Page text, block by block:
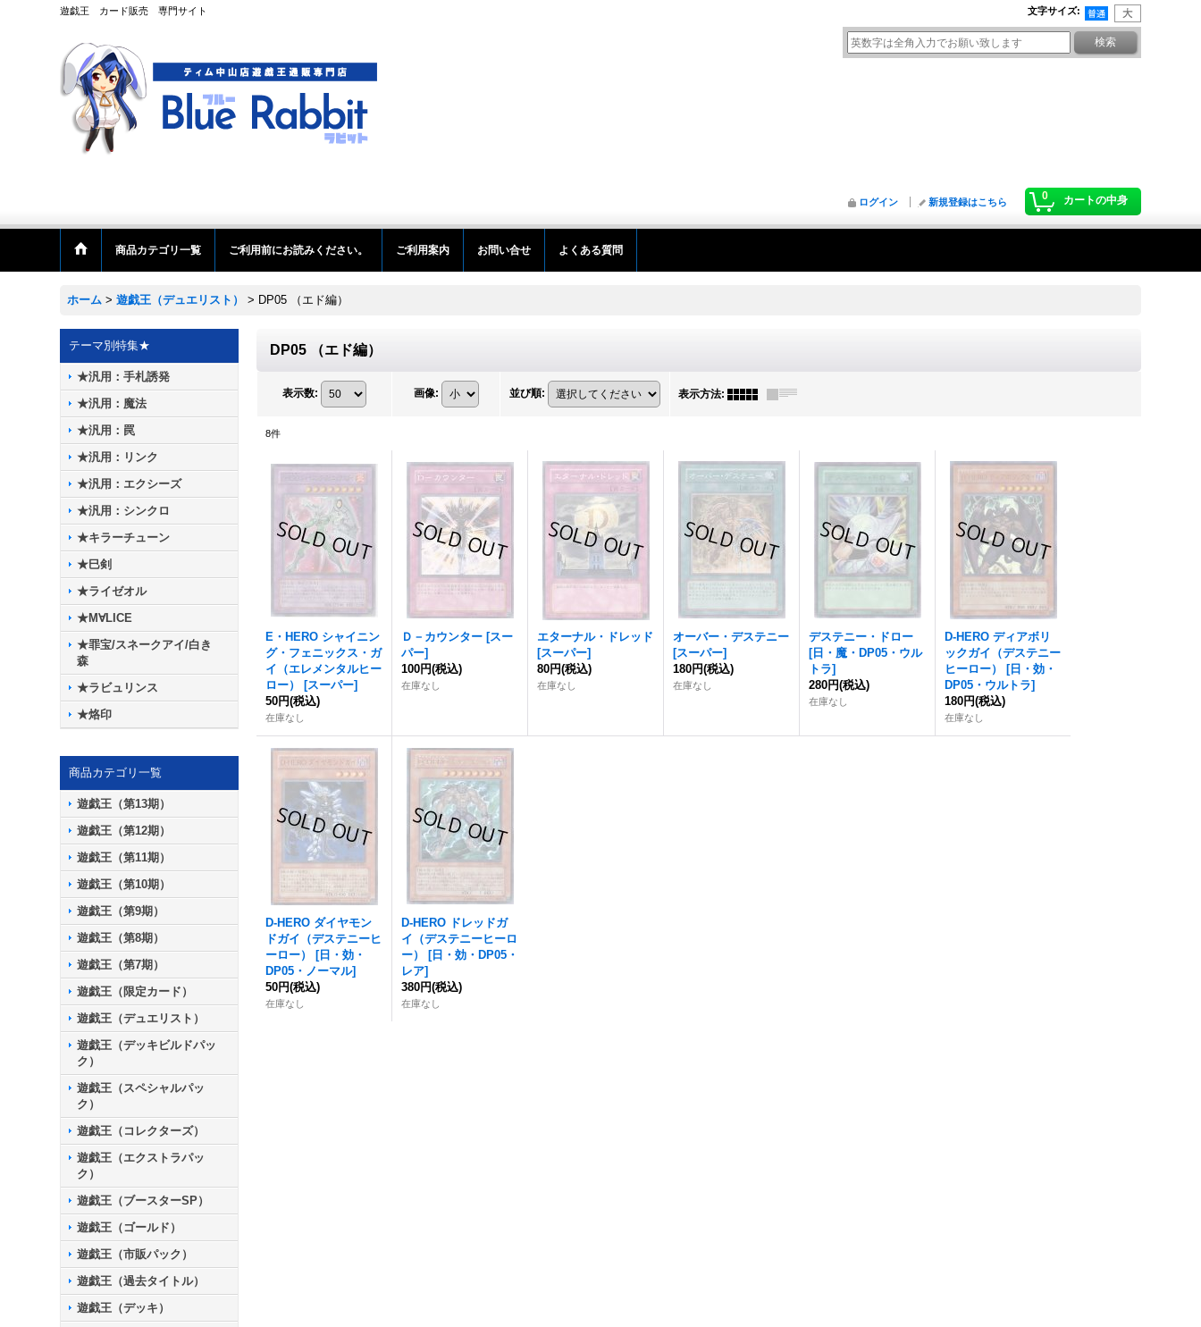
遊戯王 カード販売 専門サイト 文字サイズ:
0 カートの中身
ログイン 新規登録はこちら
商品カテゴリ一覧 ご利用前にお読みください。 ご利用案内 お問い合せ よくある質問
ホーム > 遊戯王（デュエリスト） > DP05 （エド編）
テーマ別特集★
★汎用：手札誘発
★汎用：魔法
★汎用：罠
★汎用：リンク
★汎用：エクシーズ
★汎用：シンクロ
★キラーチューン
★巳剣
★ライゼオル
★M∀LICE
★罪宝/スネークアイ/白き
森
★ラビュリンス
★烙印
商品カテゴリ一覧
遊戯王（第13期）
遊戯王（第12期）
遊戯王（第11期）
遊戯王（第10期）
遊戯王（第9期）
遊戯王（第8期）
遊戯王（第7期）
遊戯王（限定カード）
遊戯王（デュエリスト）
遊戯王（デッキビルドパッ
ク）
遊戯王（スペシャルパッ
ク）
遊戯王（コレクターズ）
遊戯王（エクストラパッ
ク）
遊戯王（ブースターSP）
遊戯王（ゴールド）
遊戯王（市販パック）
遊戯王（過去タイトル）
遊戯王（デッキ）
DP05 （エド編）
表示数: 画像: 並び順: 表示方法:
8件
E・HERO シャイニン
グ・フェニックス・ガ
イ（エレメンタルヒー
ロー）
[スーパー]
50円(税込)
在庫なし
Ｄ－カウンター [スー
パー]
100円(税込)
在庫なし
エターナル・ドレッド
[スーパー]
80円(税込)
在庫なし
オーバー・デステニー
[スーパー]
180円(税込)
在庫なし
デステニー・ドロー
[日・魔・DP05・ウル
トラ]
280円(税込)
在庫なし
D‐HERO ディアボリ
ックガイ（デステニー
ヒーロー）
[日・効・
DP05・ウルトラ]
180円(税込)
在庫なし
D‐HERO ダイヤモン
ドガイ（デステニーヒ
ーロー）
[日・効・
DP05・ノーマル]
50円(税込)
在庫なし
D‐HERO ドレッドガ
イ（デステニーヒーロ
ー）
[日・効・DP05・
レア]
380円(税込)
在庫なし